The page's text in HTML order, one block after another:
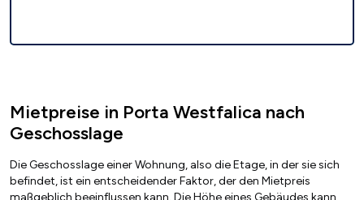
Mietpreise in Porta Westfalica nach
Geschosslage
Die Geschosslage einer Wohnung, also die Etage, in der sie sich
befindet, ist ein entscheidender Faktor, der den Mietpreis
maßgeblich beeinflussen kann. Die Höhe eines Gebäudes kann